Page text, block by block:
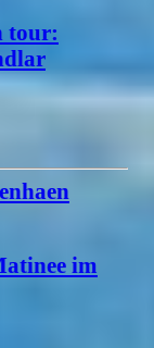
tour:
im